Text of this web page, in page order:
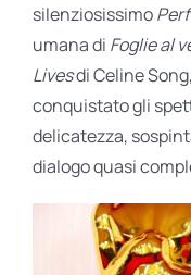
silenziosissimo
umana di Foglie al
Livesdi Celine
conquistato gli
delicatezza,
dialogo quasi